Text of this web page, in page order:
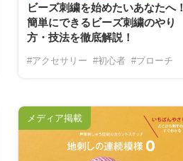
ビーズ刺繍を始めたいあなたへ！
簡単にできるビーズ刺繍のやり
方・技法を徹底解説！
#アクセサリー #初心者 #ブローチ
メディア掲載